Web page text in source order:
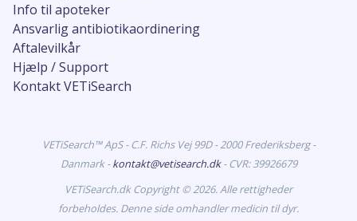
Info til apoteker
Ansvarlig antibiotikaordinering
Aftalevilkår
Hjælp / Support
Kontakt VETiSearch
VETiSearch™ ApS - C.F. Richs Vej 99D - 2000 Frederiksberg -
Danmark -kontakt@vetisearch.dk- CVR: 39926679
VETiSearch.dk Copyright © 2026. Alle rettigheder
forbeholdes. Denne side omhandler medicin til dyr.